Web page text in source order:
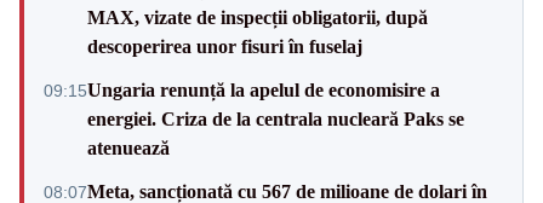
MAX, vizate de inspecții obligatorii, după
descoperirea unor fisuri în fuselaj
09:15Ungaria renunță la apelul de economisire a
energiei. Criza de la centrala nucleară Paks se
atenuează
08:07Meta, sancționată cu 567 de milioane de dolari în